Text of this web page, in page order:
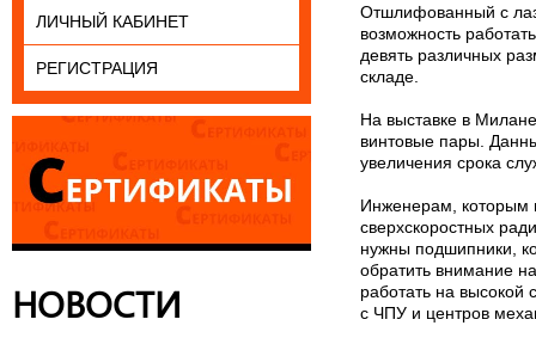
ЛИЧНЫЙ КАБИНЕТ
РЕГИСТРАЦИЯ
НОВОСТИ
Отшлифованный с
возможность
девять различных
складе.
На выставке в
винтовые пары.
увеличения срока
Инженерам, которым
сверхскоростных
нужны подшипники,
обратить внимание
работать на высокой
с ЧПУ и центров